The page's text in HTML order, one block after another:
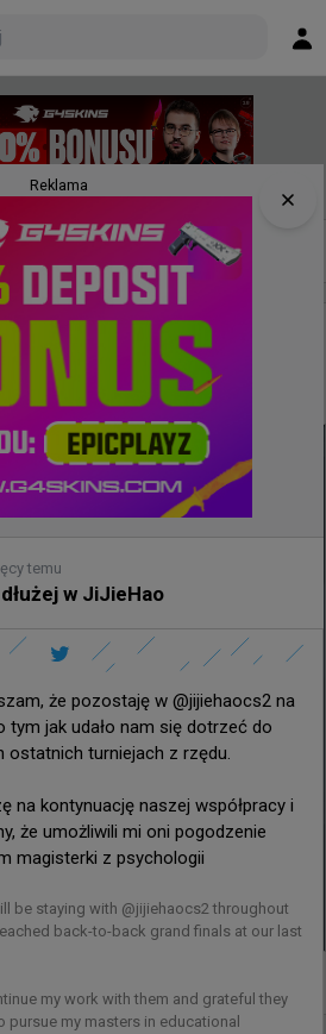
Poczekalnia
dziękuję... Dziś doświadczymy
jednostek ;)
Reklama
temu
w JiJieHao
że pozostaję w @jijiehaocs2 na
tym jak udało nam się dotrzeć do
ostatnich turniejach z rzędu.
na kontynuację naszej współpracy i
że umożliwili mi oni pogodzenie
magisterki z psychologii
be staying with @jijiehaocs2 throughout
back-to-back grand finals at our last
my work with them and grateful they
pursue my masters in educational